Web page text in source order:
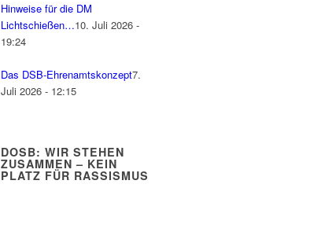
Hinweise für die DM
Lichtschießen…10. Juli 2026 -
19:24
Das DSB-Ehrenamtskonzept7.
Juli 2026 - 12:15
DOSB: WIR STEHEN
ZUSAMMEN – KEIN
PLATZ FÜR RASSISMUS